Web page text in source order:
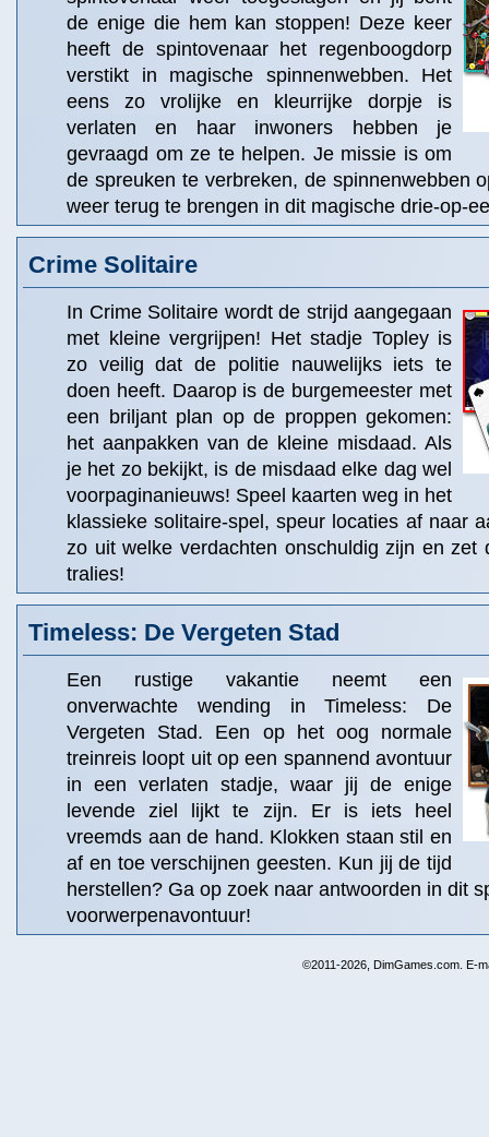
de enige die hem kan stoppen! Deze keer
heeft de spintovenaar het regenboogdorp
verstikt in magische spinnenwebben. Het
eens zo vrolijke en kleurrijke dorpje is
verlaten en haar inwoners hebben je
gevraagd om ze te helpen. Je missie is om
de spreuken te verbreken, de spinnenwebben
weer terug te brengen in dit magische drie-op-
Crime Solitaire
In Crime Solitaire wordt de strijd aangegaan
met kleine vergrijpen! Het stadje Topley is
zo veilig dat de politie nauwelijks iets te
doen heeft. Daarop is de burgemeester met
een briljant plan op de proppen gekomen:
het aanpakken van de kleine misdaad. Als
je het zo bekijkt, is de misdaad elke dag wel
voorpaginanieuws! Speel kaarten weg in het
klassieke solitaire-spel, speur locaties af naar
zo uit welke verdachten onschuldig zijn en zet
tralies!
Timeless: De Vergeten Stad
Een rustige vakantie neemt een
onverwachte wending in Timeless: De
Vergeten Stad. Een op het oog normale
treinreis loopt uit op een spannend avontuur
in een verlaten stadje, waar jij de enige
levende ziel lijkt te zijn. Er is iets heel
vreemds aan de hand. Klokken staan stil en
af en toe verschijnen geesten. Kun jij de tijd
herstellen? Ga op zoek naar antwoorden in dit
voorwerpenavontuur!
©2011-2026, DimGames.com. E-